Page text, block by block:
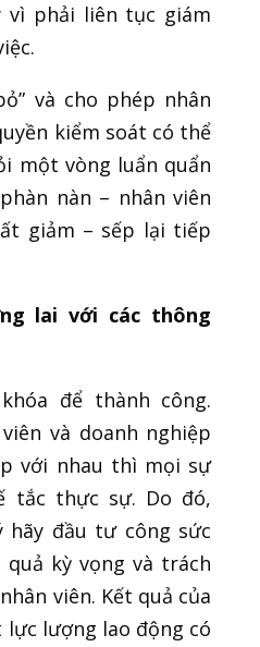
vì phải liên tục giám
và cho phép nhân
kiểm soát có thể
một vòng luẩn quẩn
nàn – nhân viên
giảm – sếp lại tiếp
lai với các thông
để thành công.
và doanh nghiệp
với nhau thì mọi sự
tắc thực sự. Do đó,
hãy đầu tư công sức
kỳ vọng và trách
viên. Kết quả của
lực lượng lao động có